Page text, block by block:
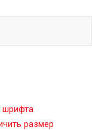
шрифта
размер